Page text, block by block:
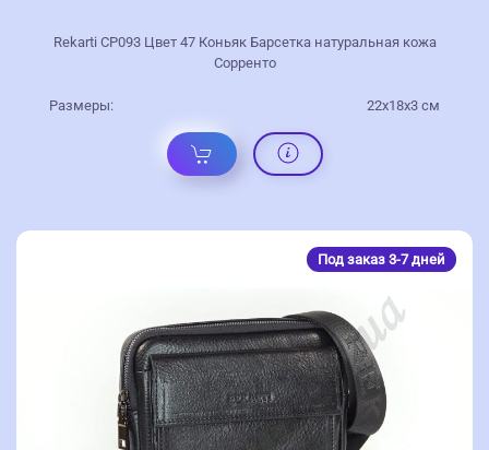
Rekarti СР093 Цвет 47 Коньяк Барсетка натуральная кожа
Сорренто
Размеры: 22х18х3 см
Под заказ 3-7 дней